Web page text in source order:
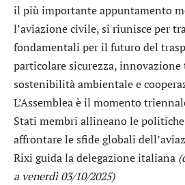
il più importante appuntamento
l’aviazione civile, si riunisce per
fondamentali per il futuro del
particolare sicurezza, innovazione
sostenibilità ambientale e
L’Assemblea è il momento
Stati membri allineano le
affrontare le sfide globali
Rixi guida la delegazione italiana
a venerdì 03/10/2025)